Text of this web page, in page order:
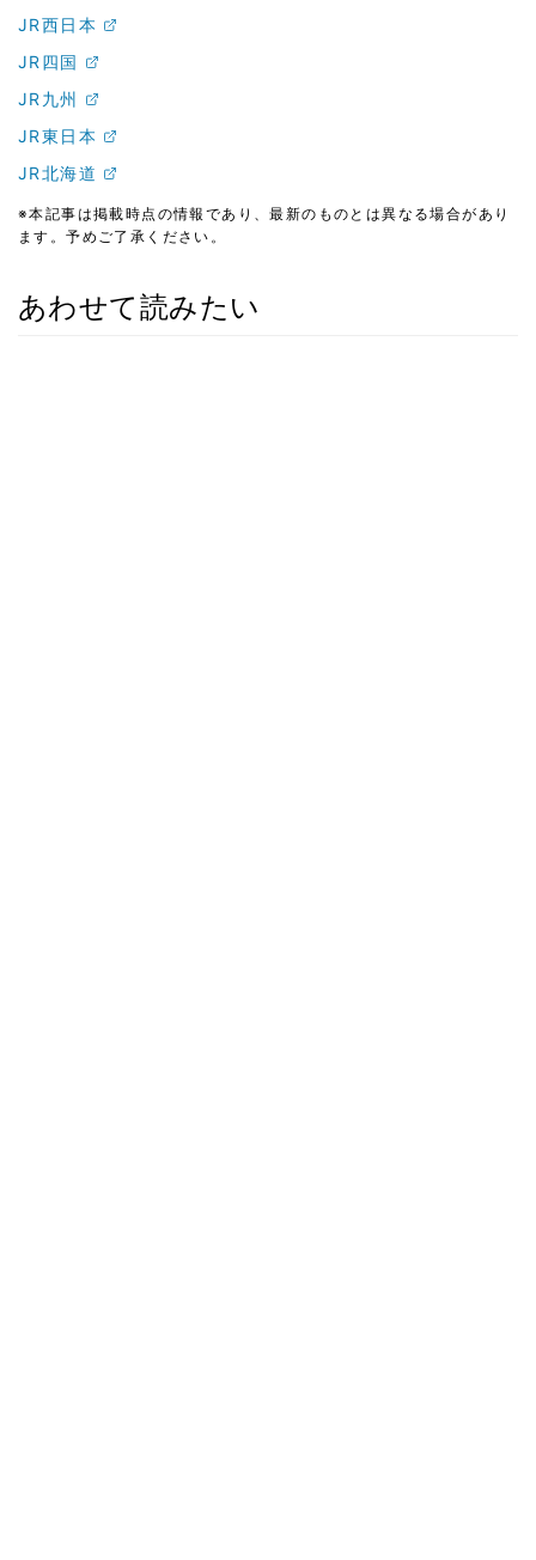
JR西日本
JR四国
JR九州
JR東日本
JR北海道
※本記事は掲載時点の情報であり、最新のものとは異なる場合があり
ます。予めご了承ください。
あわせて読みたい